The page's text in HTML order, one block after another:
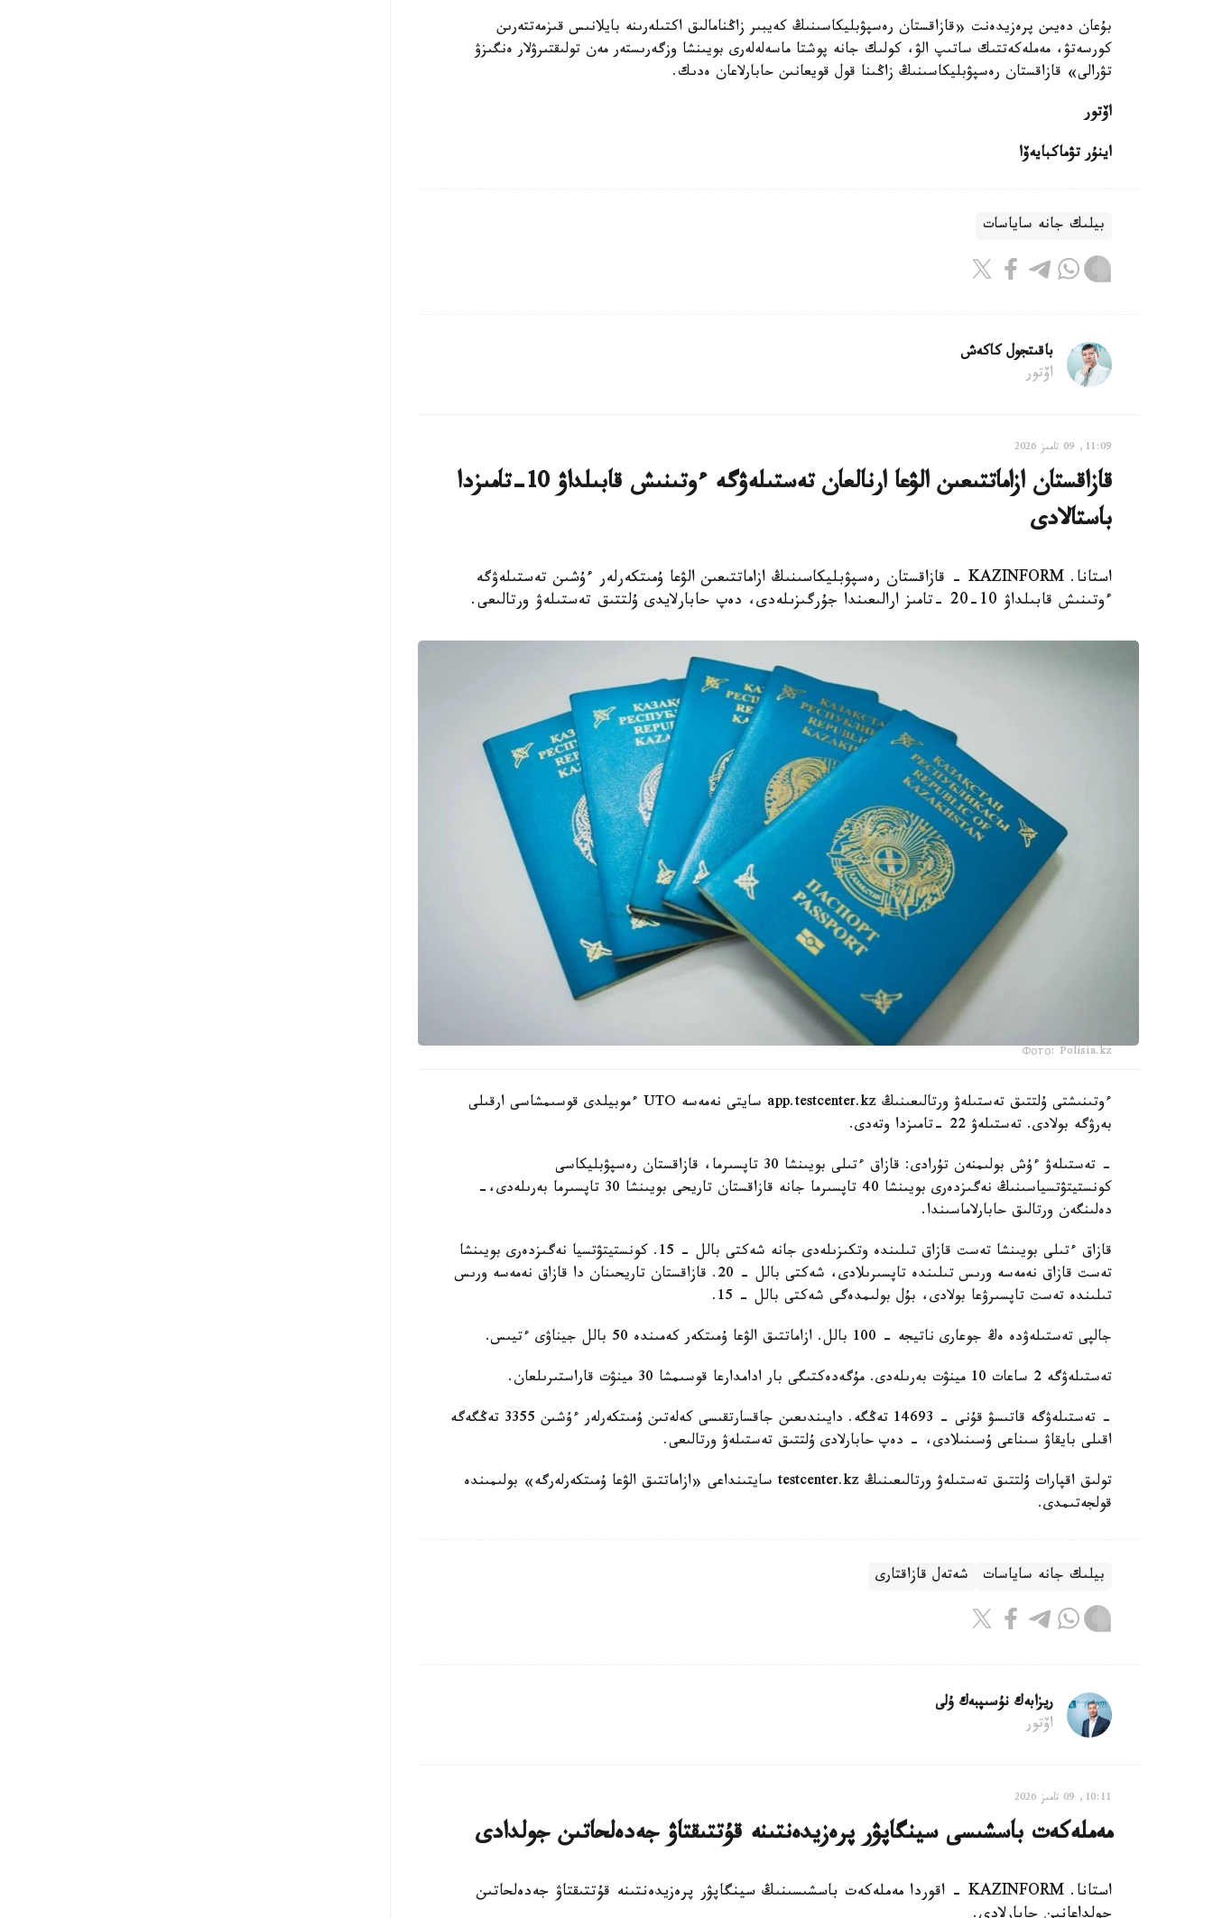
بۇعان دەيىن پرەزيدەنت «قازاقستان رەسپۋبليكاسىنىڭ كەيبىر زاڭنامالىق اكتىلەرىنە بايلانىس قىزمەتتەرىن
كورسەتۋ، مەملەكەتتىك ساتىپ الۋ، كولىك جانە پوشتا ماسەلەلەرى بويىنشا وزگەرىستەر مەن تولىقتىرۋلار ەنگىزۋ
تۋرالى» قازاقستان رەسپۋبليكاسىنىڭ زاڭىنا قول قويعانىن حابارلاعان ەدىك.
اۆتور
اينۇر تۋماكبايەۆا
بيلىك جانە ساياسات
باقىتجول كاكەش
اۆتور
11:09, 09 تامىز 2026
قازاقستان ازاماتتىعىن الۋعا ارنالعان تەستىلەۋگە ءوتىنىش قابىلداۋ 10-تامىزدا
باستالادى
استانا. KAZINFORM - قازاقستان رەسپۋبليكاسىنىڭ ازاماتتىعىن الۋعا ۇمىتكەرلەر ءۇشىن تەستىلەۋگە
ءوتىنىش قابىلداۋ 10-20 -تامىز ارالىعىندا جۇرگىزىلەدى، دەپ حابارلايدى ۇلتتىق تەستىلەۋ ورتالىعى.
Фото: Polisia.kz
ءوتىنىشتى ۇلتتىق تەستىلەۋ ورتالىعىنىڭ app.testcenter.kz سايتى نەمەسە UTO ءموبيلدى قوسىمشاسى ارقىلى
بەرۋگە بولادى. تەستىلەۋ 22 -تامىزدا وتەدى.
- تەستىلەۋ ءۇش بولىمنەن تۇرادى: قازاق ءتىلى بويىنشا 30 تاپسىرما، قازاقستان رەسپۋبليكاسى
كونستيتۋتسياسىنىڭ نەگىزدەرى بويىنشا 40 تاپسىرما جانە قازاقستان تاريحى بويىنشا 30 تاپسىرما بەرىلەدى،-
دەلىنگەن ورتالىق حابارلاماسىندا.
قازاق ءتىلى بويىنشا تەست قازاق تىلىندە وتكىزىلەدى جانە شەكتى بالل - 15. كونستيتۋتسيا نەگىزدەرى بويىنشا
تەست قازاق نەمەسە ورىس تىلىندە تاپسىرىلادى، شەكتى بالل - 20. قازاقستان تاريحىنان دا قازاق نەمەسە ورىس
تىلىندە تەست تاپسىرۋعا بولادى، بۇل بولىمدەگى شەكتى بالل - 15.
جالپى تەستىلەۋدە ەڭ جوعارى ناتيجە - 100 بالل. ازاماتتىق الۋعا ۇمىتكەر كەمىندە 50 بالل جيناۋى ءتيىس.
تەستىلەۋگە 2 ساعات 10 مينۋت بەرىلەدى. مۇگەدەكتىگى بار ادامدارعا قوسىمشا 30 مينۋت قاراستىرىلعان.
- تەستىلەۋگە قاتىسۋ قۇنى - 14693 تەڭگە. دايىندىعىن جاقسارتقىسى كەلەتىن ۇمىتكەرلەر ءۇشىن 3355 تەڭگەگە
اقىلى بايقاۋ سىناعى ۇسىنىلادى، - دەپ حابارلادى ۇلتتىق تەستىلەۋ ورتالىعى.
تولىق اقپارات ۇلتتىق تەستىلەۋ ورتالىعىنىڭ testcenter.kz سايتىنداعى «ازاماتتىق الۋعا ۇمىتكەرلەرگە» بولىمىندە
قولجەتىمدى.
بيلىك جانە ساياسات شەتەل قازاقتارى
ريزابەك نۇسىپبەك ۇلى
اۆتور
10:11, 09 تامىز 2026
مەملەكەت باسشىسى سينگاپۋر پرەزيدەنتىنە قۇتتىقتاۋ جەدەلحاتىن جولدادى
استانا. KAZINFORM - اقوردا مەملەكەت باسشىسىنىڭ سينگاپۋر پرەزيدەنتىنە قۇتتىقتاۋ جەدەلحاتىن